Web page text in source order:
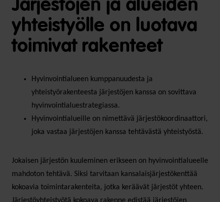
Järjestöjen ja alueiden
yhteistyölle on luotava
toimivat rakenteet
Hyvinvointialueen kumppanuudesta ja
yhteistyörakenteesta järjestöjen kanssa on sovittava
hyvinvointialuestrategiassa.
Hyvinvointialueille on nimettävä järjestökoordinaattori,
joka vastaa järjestöjen kanssa tehtävästä yhteistyöstä.
Jokaisen järjestön kuuleminen erikseen on hyvinvointialueelle
mahdoton tehtävä. Siksi tarvitaan kansalaisjärjestökenttää
kokoavia toimintarakenteita, jotka keräävät järjestöt yhteen.